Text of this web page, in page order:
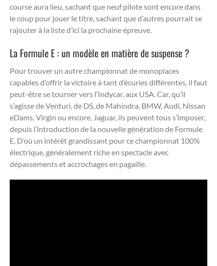
course aura lieu, sachant que neuf pilote sont encore dans
le coup pour jouer le titre, sachant que d’autres pourrait se
rajouter à la liste d’ici la prochaine épreuve.
La Formule E : un modèle en matière de suspense ?
Pour trouver un autre championnat de monoplaces
capables d’offrir la victoire à tant d’écuries différentes, il faut
peut-être se tourner vers l’Indycar, aux USA. Car, qu’il
s’agisse de Venturi, de DS, de Mahindra, BMW, Audi, Nissan
eDams, Virgin ou encore, Jaguar, ils peuvent tous s’imposer,
depuis l’introduction de la nouvelle génération de Formule
E. D’où un intérêt grandissant pour ce championnat 100%
électrique, généralement riche en spectacle avec
dépassements et accrochages en pagaille.